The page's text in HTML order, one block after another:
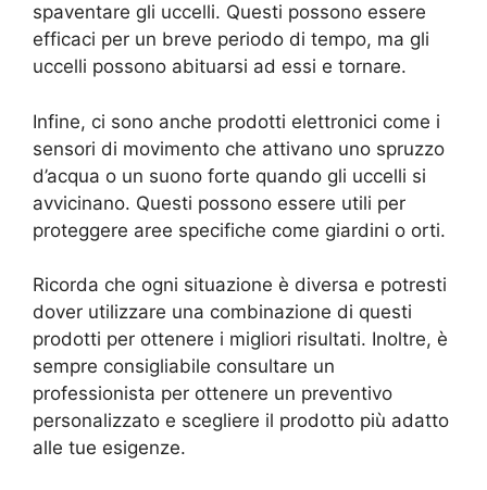
spaventare gli uccelli. Questi possono essere
efficaci per un breve periodo di tempo, ma gli
uccelli possono abituarsi ad essi e tornare.
Infine, ci sono anche prodotti elettronici come i
sensori di movimento che attivano uno spruzzo
d’acqua o un suono forte quando gli uccelli si
avvicinano. Questi possono essere utili per
proteggere aree specifiche come giardini o orti.
Ricorda che ogni situazione è diversa e potresti
dover utilizzare una combinazione di questi
prodotti per ottenere i migliori risultati. Inoltre, è
sempre consigliabile consultare un
professionista per ottenere un preventivo
personalizzato e scegliere il prodotto più adatto
alle tue esigenze.